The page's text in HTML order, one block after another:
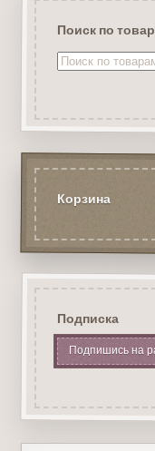
Поиск по
Искать:
Корзина
Подписка
Подпишись на